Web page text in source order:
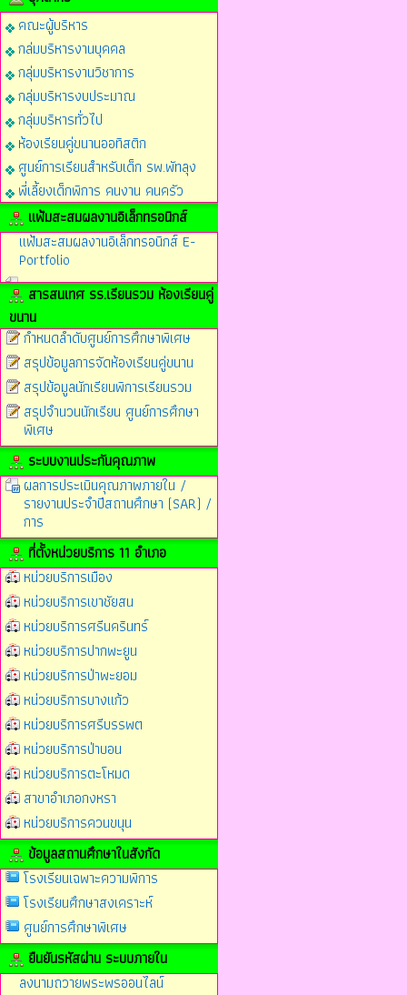
คณะผู้บริหาร
กล่มบริหารงานบุคคล
กลุ่มบริหารงานวิชาการ
กลุ่มบริหารงบประมาณ
กลุ่มบริหารทั่วไป
ห้องเรียนคู่ขนานออทิสติก
ศูนย์การเรียนสำหรับเด็ก รพ.พัทลุง
พี่เลี้ยงเด็กพิการ คนงาน คนครัว
แฟ้มสะสมผลงานอิเล็กทรอนิกส์
แฟ้มสะสมผลงานอิเล็กทรอนิกส์ E-
Portfolio
สารสนเทศ รร.เรียนรวม ห้องเรียนคู่
ขนาน
กำหนดลำดับศูนย์การศึกษาพิเศษ
สรุปข้อมูลการจัดห้องเรียนคู่ขนาน
สรุปข้อมูลนักเรียนพิการเรียนรวม
สรุปจำนวนนักเรียน ศูนย์การศึกษา
พิเศษ
ระบบงานประกันคุณภาพ
ผลการประเมินคุณภาพภายใน /
รายงานประจำปีสถานศึกษา (SAR) /
การ
ที่ตั้งหน่วยบริการ 11 อำเภอ
หน่วยบริการเมือง
หน่วยบริการเขาชัยสน
หน่วยบริการศรีนครินทร์
หน่วยบริการปากพะยูน
หน่วยบริการป่าพะยอม
หน่วยบริการบางแก้ว
หน่วยบริการศรีบรรพต
หน่วยบริการป่าบอน
หน่วยบริการตะโหมด
สาขาอำเภอกงหรา
หน่วยบริการควนขนุน
ข้อมูลสถานศึกษาในสังกัด
โรงเรียนเฉพาะความพิการ
โรงเรียนศึกษาสงเคราะห์
ศูนย์การศึกษาพิเศษ
ยืนยันรหัสผ่าน ระบบภายใน
ลงนามถวายพระพรออนไลน์